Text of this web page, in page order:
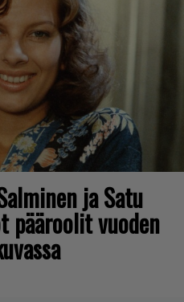
ja Satu
pääroolit vuoden